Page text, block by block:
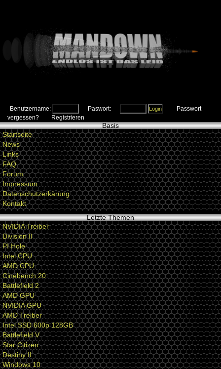
Benutzername: Paswort:
Passwort
vergessen?
Registrieren
Basis
Startseite
News
Links
FAQ
Forum
Impressum
Datenschutzerkärung
Kontakt
Letzte Themen
NVIDIA Treiber
Division II
PI Hole
Intel CPU
AMD CPU
Cinebench 20
Battlefield 2
AMD GPU
NVIDIA GPU
AMD Treiber
Intel SSD 600p 128GB
Battlefield V
Star Citizen
Destiny II
Windows 10